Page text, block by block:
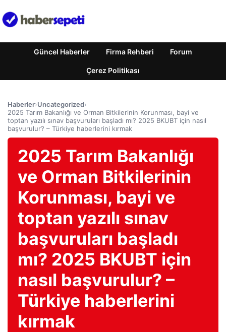
Güncel Haberler Firma Rehberi Forum
Çerez Politikası
Haberler›Uncategorized›
2025 Tarım Bakanlığı ve Orman Bitkilerinin Korunması, bayi ve
toptan yazılı sınav başvuruları başladı mı? 2025 BKUBT için nasıl
başvurulur? – Türkiye haberlerini kırmak
2025 Tarım Bakanlığı
ve Orman Bitkilerinin
Korunması, bayi ve
toptan yazılı sınav
başvuruları başladı
mı? 2025 BKUBT için
nasıl başvurulur? –
Türkiye haberlerini
kırmak